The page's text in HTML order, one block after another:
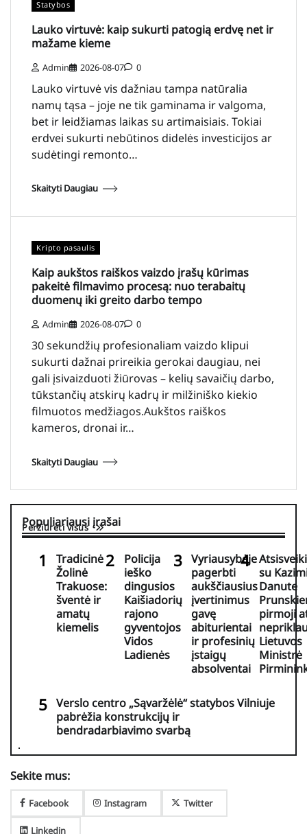
Statybos
Lauko virtuvė: kaip sukurti patogią erdvę net ir
mažame kieme
Admin 2026-08-07 0
Lauko virtuvė vis dažniau tampa natūralia
namų tąsa – joje ne tik gaminama ir valgoma,
bet ir leidžiamas laikas su artimaisiais. Tokiai
erdvei sukurti nebūtinos didelės investicijos ar
sudėtingi remonto…
Skaityti Daugiau
Kripto pasaulis
Kaip aukštos raiškos vaizdo įrašų kūrimas
pakeitė filmavimo procesą: nuo terabaitų
duomenų iki greito darbo tempo
Admin 2026-08-07 0
30 sekundžių profesionaliam vaizdo klipui
sukurti dažnai prireikia gerokai daugiau, nei
gali įsivaizduoti žiūrovas – kelių savaičių darbo,
tūkstančių atskirų kadrų ir milžiniško kiekio
filmuotos medžiagos.Aukštos raiškos
kameros, dronai ir…
Skaityti Daugiau
Populiariausi įrašai
Peržiūrėti visus
Tradicinė
Žolinė
Trakuose:
šventė ir
amatų
kiemelis
Policija
ieško
dingusios
Kaišiadorių
rajono
gyventojos
Vidos
Ladienės
Vyriausybėje
pagerbti
aukščiausius
įvertinimus
gavę
abiturientai
ir profesinių
įstaigų
absolventai
su
Danute
pirmoji
Lietuvos
Ministrė
Verslo centro „Sąvaržėlė“ statybos Vilniuje
pabrėžia konstrukcijų ir
bendradarbiavimo svarbą
Sekite mus:
Facebook Instagram Twitter
Linkedin